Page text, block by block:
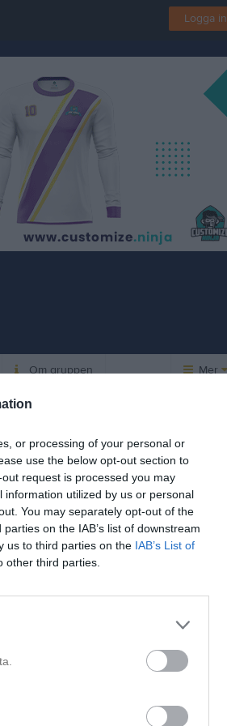
or processing of your personal or
use the below opt-out section to
request is processed you may
utilized by us or personal
You may separately opt-out of the
on the IAB’s list of downstream
us to third parties on the IAB’s List of
other third parties.
Logga in
Om gruppen Mer
Inga kommande aktiviteter
Kalenderöversikt